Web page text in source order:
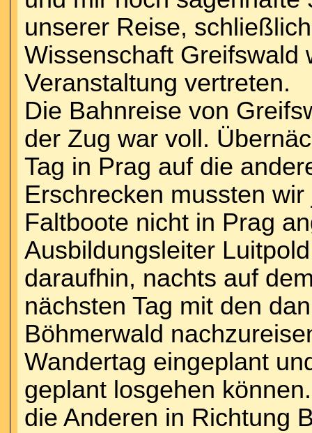
unserer Reise,
Wissenschaft Greifswald
Veranstaltung vertreten.
Die Bahnreise von
der Zug war voll.
Tag in Prag auf die
Erschrecken mussten
Faltboote nicht in Prag
Ausbildungsleiter
daraufhin, nachts auf
nächsten Tag mit den
Böhmerwald
Wandertag eingeplant
geplant losgehen
die Anderen in Richtung